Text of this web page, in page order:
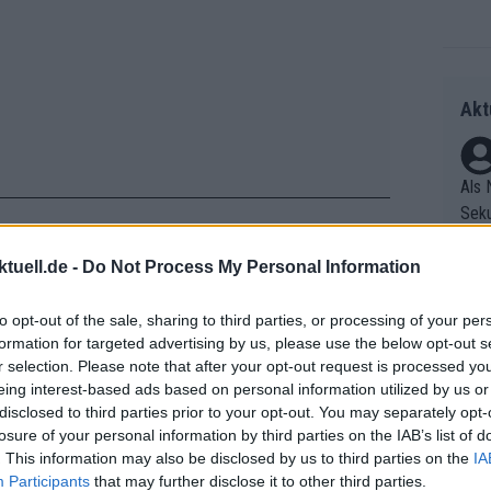
- Do Not Process My Personal Information
opt-out of the sale, sharing to third parties, or processing of your
for targeted advertising by us, please use the below opt-out
selection. Please note that after your opt-out request is processed
interest-based ads based on personal information utilized by us
to third parties prior to your opt-out. You may separately
of your personal information by third parties on the IAB’s list of
This information may also be disclosed by us to third parties on the
Participants that may further disclose it to other third parties.
nur minimal überzogen“, sagte
„Wir bleiben positiv. Es hätte viel
Als
er
rifft
Die
as
ür
ss
as
et.